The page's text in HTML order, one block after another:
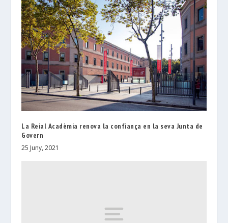
La Reial Acadèmia renova la confiança en la seva Junta de
Govern
25 Juny, 2021